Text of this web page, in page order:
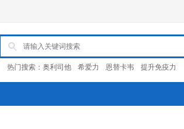
热门搜索： 奥利司他 希爱力 恩替卡韦 提升免疫力